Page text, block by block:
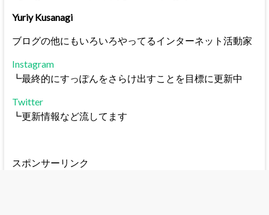
Yuriy Kusanagi
ブログの他にもいろいろやってるインターネット活動家
Instagram
┗最終的にすっぽんをさらけ出すことを目標に更新中
Twitter
┗更新情報など流してます
スポンサーリンク